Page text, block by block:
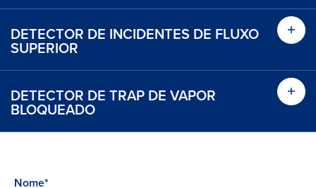
Find out more
Find out more
Find out more
DETECTOR DE INCIDENTES DE FLUXO
SUPERIOR
DETECTOR DE TRAP DE VAPOR
BLOQUEADO
Nome*